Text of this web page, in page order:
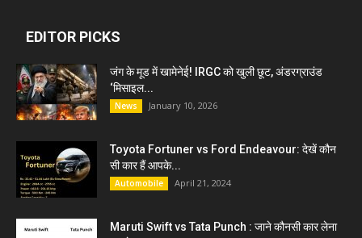
EDITOR PICKS
जंग के मूड में खामेनेई! IRGC को खुली छूट, अंडरग्राउंड
‘मिसाइल...
News January 10, 2026
Toyota Fortuner vs Ford Endeavour: देखें कौन
सी कार हैं आपके...
Automobile April 21, 2024
Maruti Swift vs Tata Punch : जाने कौनसी कार लेना